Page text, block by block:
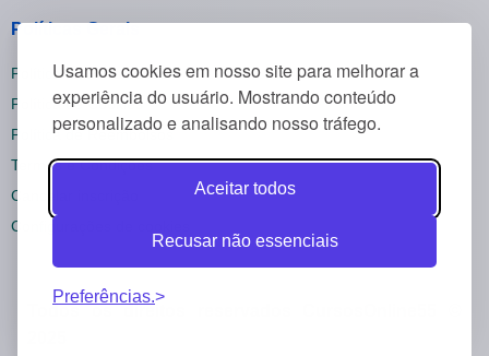
Usamos cookies em nosso site para melhorar a
experiência do usuário. Mostrando conteúdo
personalizado e analisando nosso tráfego.
Aceitar todos
Recusar não essenciais
Preferências.
Políticas Gerais
Política de Privacidade
Política de Cookies
Política de Reembolsos
Termos e Condições
Cancelar inscrição
Configurações de cookies
Todos os direitos reservados CursosOnline55 ©